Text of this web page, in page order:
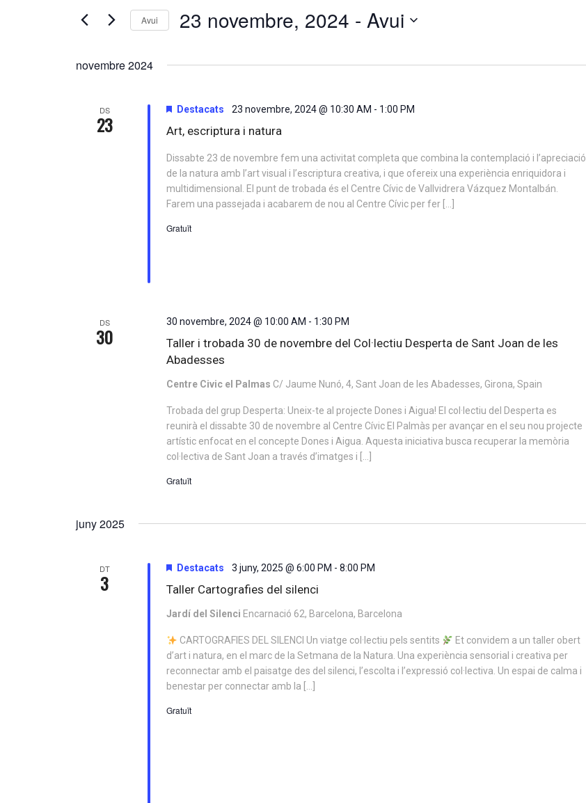
CERCA
D'ESDEVENIMENTS
Cerqueu
Esdeveniments
clau.
Avui 23 novembre, 2024 - Avui
novembre 2024
DS
23 Art, escriptura i natura
Destacats 23 novembre, 2024 @ 10:30 AM - 1:00 PM
Dissabte 23 de novembre fem una activitat completa que combina la contemplació i l’apreciació
de la natura amb l’art visual i l’escriptura creativa, i que ofereix una experiència enriquidora i
multidimensional. El punt de trobada és el Centre Cívic de Vallvidrera Vázquez Montalbán.
Farem una passejada i acabarem de nou al Centre Cívic per fer […]
Gratuït
DS
30
Taller i trobada 30 de novembre del Col·lectiu Desperta de Sant Joan de les
Abadesses
30 novembre, 2024 @ 10:00 AM - 1:30 PM
Centre Civic el Palmas C/ Jaume Nunó, 4, Sant Joan de les Abadesses, Girona, Spain
Trobada del grup Desperta: Uneix-te al projecte Dones i Aigua! El col·lectiu del Desperta es
reunirà el dissabte 30 de novembre al Centre Cívic El Palmàs per avançar en el seu nou projecte
artístic enfocat en el concepte Dones i Aigua. Aquesta iniciativa busca recuperar la memòria
col·lectiva de Sant Joan a través d’imatges i […]
Gratuït
juny 2025
DT
3 Taller Cartografies del silenci
Destacats 3 juny, 2025 @ 6:00 PM -8:00 PM
Jardí del Silenci Encarnació 62, Barcelona, Barcelona
CARTOGRAFIES DEL SILENCI Un viatge col·lectiu pels sentits
Et convidem a un taller obert
d’art i natura, en el marc de la Setmana de la Natura. Una experiència sensorial i creativa per
reconnectar amb el paisatge des del silenci, l’escolta i l’expressió col·lectiva. Un espai de calma i
benestar per connectar amb la […]
Gratuït